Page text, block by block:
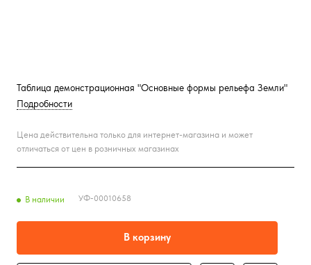
Таблица демонстрационная "Основные формы рельефа Земли"
Подробности
Цена действительна только для интернет-магазина и может
отличаться от цен в розничных магазинах
В наличии УФ-00010658
В корзину